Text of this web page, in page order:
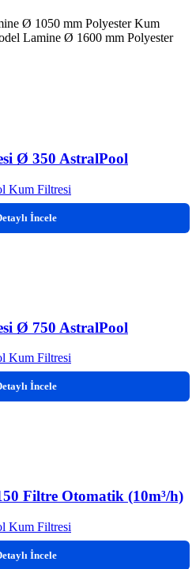
Ø 1050 mm Polyester Kum
Lamine Ø 1600 mm Polyester
Ø 350 AstralPool
Kum Filtresi
İncele
Ø 750 AstralPool
Kum Filtresi
İncele
Filtre Otomatik (10m³/h)
Kum Filtresi
İncele